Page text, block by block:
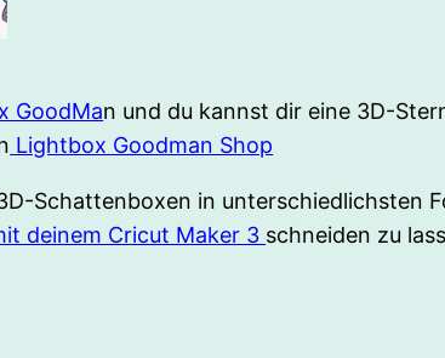
GoodMan und du kannst dir eine 3D-
Lightbox Goodman Shop
Schattenboxen in unterschiedlichsten
deinem Cricut Maker 3 schneiden zu